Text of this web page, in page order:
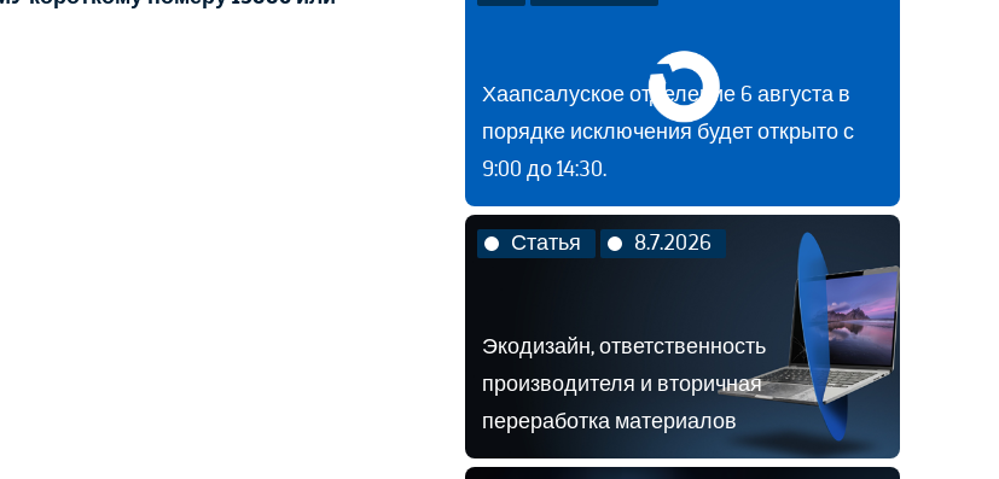
Хаапсалуское отделение 6 августа в
порядке исключения будет открыто с
9:00 до 14:30.
Статья 8.7.2026
Экодизайн, ответственность
производителя и вторичная
переработка материалов